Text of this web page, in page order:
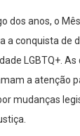
dos anos, o
a conquista de
LGBTQ+. As
a atenção
mudanças